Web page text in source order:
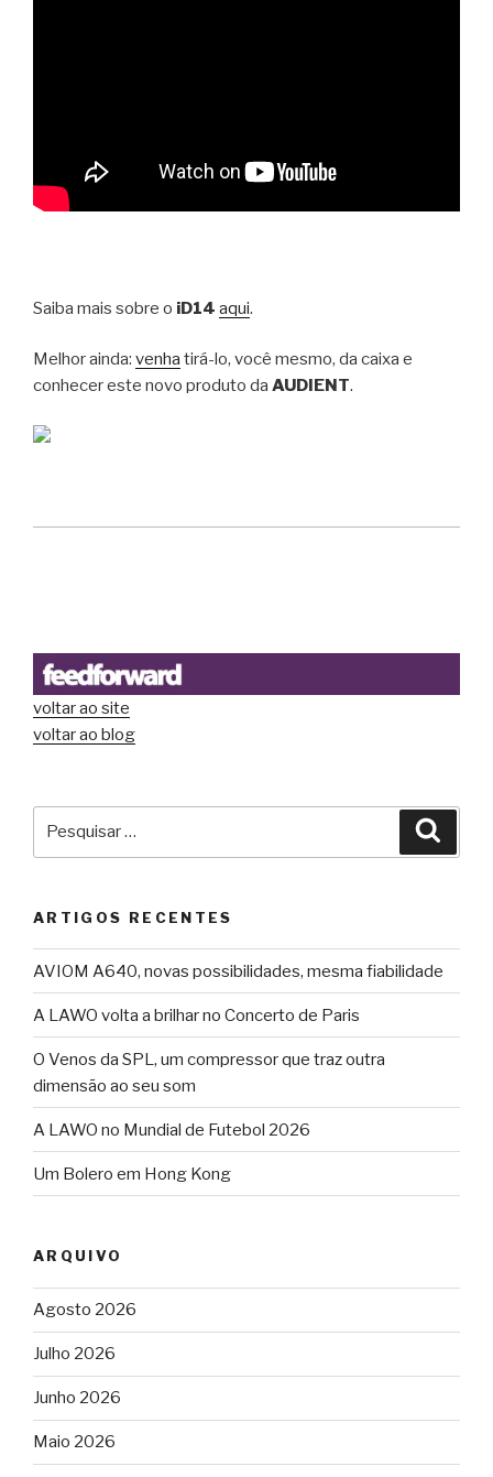
Saiba mais sobre o iD14 aqui.
Melhor ainda: venha tirá-lo, você mesmo, da caixa e
conhecer este novo produto da AUDIENT.
voltar ao site
voltar ao blog
ARTIGOS RECENTES
AVIOM A640, novas possibilidades, mesma fiabilidade
A LAWO volta a brilhar no Concerto de Paris
O Venos da SPL, um compressor que traz outra
dimensão ao seu som
A LAWO no Mundial de Futebol 2026
Um Bolero em Hong Kong
ARQUIVO
Agosto 2026
Julho 2026
Junho 2026
Maio 2026